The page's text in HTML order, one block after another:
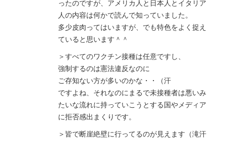
ったのですが、アメリカ人と日本人とイタリア
人の内容は何かで読んで知っていました。
多少皮肉ってはいますが、でも特色をよく捉え
ていると思います＾＾
＞すべてのワクチン接種は任意ですし、
強制するのは憲法違反なのに
ご存知ない方が多いのかな・・（汗
ですよね、それなのにまるで未接種者は悪いみ
たいな流れに持っていこうとする国やメディア
に拒否感出まくりです。
＞皆で断崖絶壁に行ってるのが見えます（滝汗